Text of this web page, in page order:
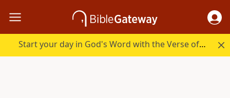
Start your day in God's Word with the Verse of the Day.